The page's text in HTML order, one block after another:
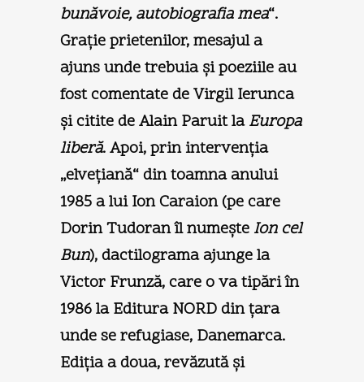
bunăvoie, autobiografia mea“.
Graţie prietenilor, mesajul a
ajuns unde trebuia şi poeziile au
fost comentate de Virgil Ierunca
şi citite de Alain Paruit laEuropa
liberă. Apoi, prin intervenţia
„elveţiană“ din toamna anului
1985 a lui Ion Caraion (pe care
Dorin Tudoran îl numeşte Ion cel
Bun), dactilograma ajunge la
Victor Frunză, care o va tipări în
1986 la Editura NORD din ţara
unde se refugiase, Danemarca.
Ediţia a doua, revăzută şi